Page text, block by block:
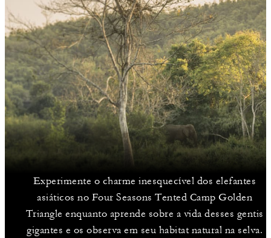
Experimente o charme inesquecível dos elefantes
asiáticos no Four Seasons Tented Camp Golden
Triangle enquanto aprende sobre a vida desses gentis
gigantes e os observa em seu habitat natural na selva.